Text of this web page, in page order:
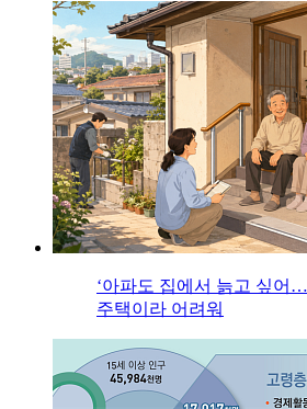
‘아파도 집에서 늙고 싶어
주택이라 어려워